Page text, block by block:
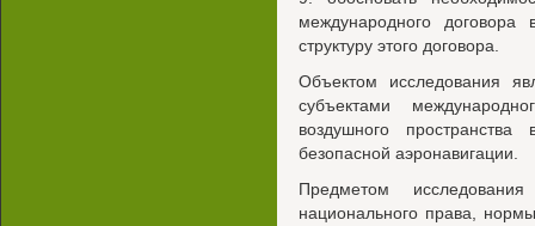
международного договора
структуру этого договора.
Объектом исследования
субъектами
воздушного
безопасной аэронавигации.
Предметом
национального права,